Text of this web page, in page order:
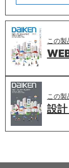
この
この製
設